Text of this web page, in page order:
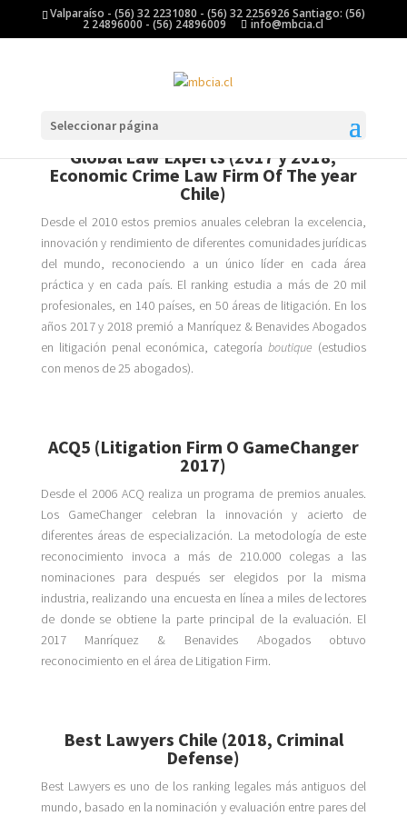
Valparaíso - (56) 32 2231080 - (56) 32 2256926 Santiago: (56)
2 24896000 - (56) 24896009 info@mbcia.cl
Seleccionar página
Global Law Experts (2017 y 2018,
Economic Crime Law Firm Of The year
Chile)
Desde el 2010 estos premios anuales celebran la excelencia,
innovación y rendimiento de diferentes comunidades jurídicas
del mundo, reconociendo a un único líder en cada área
práctica y en cada país. El ranking estudia a más de 20 mil
profesionales, en 140 países, en 50 áreas de litigación. En los
años 2017 y 2018 premió a Manríquez & Benavides Abogados
en litigación penal económica, categoríaboutique (estudios
con menos de 25 abogados).
ACQ5 (Litigation Firm O GameChanger
2017)
Desde el 2006 ACQ realiza un programa de premios anuales.
Los GameChanger celebran la innovación y acierto de
diferentes áreas de especialización. La metodología de este
reconocimiento invoca a más de 210.000 colegas a las
nominaciones para después ser elegidos por la misma
industria, realizando una encuesta en línea a miles de lectores
de donde se obtiene la parte principal de la evaluación. El
2017 Manríquez & Benavides Abogados obtuvo
reconocimiento en el área de Litigation Firm.
Best Lawyers Chile (2018, Criminal
Defense)
Best Lawyers es uno de los ranking legales más antiguos del
mundo, basado en la nominación y evaluación entre pares del